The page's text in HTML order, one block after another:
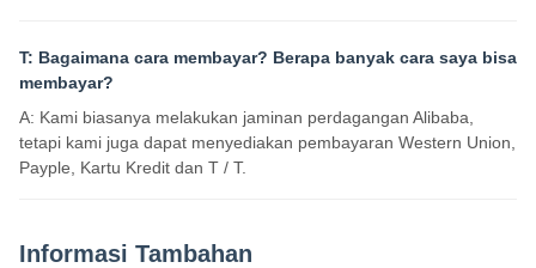
T: Bagaimana cara membayar? Berapa banyak cara saya bisa
membayar?
A: Kami biasanya melakukan jaminan perdagangan Alibaba,
tetapi kami juga dapat menyediakan pembayaran Western Union,
Payple, Kartu Kredit dan T / T.
Informasi Tambahan